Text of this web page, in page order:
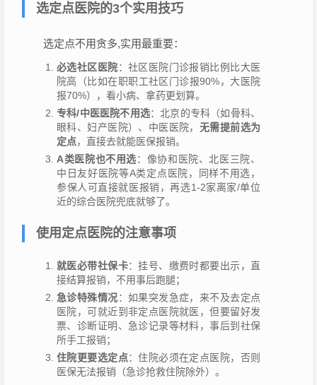
选定点医院的3个实用技巧
选定点不用贪多,实用最重要：
必选社区医院：社区医院门诊报销比例比大医
院高（比如在职职工社区门诊报90%，大医院
报70%），看小病、拿药更划算。
专科/中医医院不用选：北京的专科（如骨科、
眼科、妇产医院）、中医医院， 无需提前选为
定点，直接去就能医保报销。
A类医院也不用选：像协和医院、北医三院、
中日友好医院等A类定点医院，同样不用选，
参保人可直接就医报销，再选1-2家离家/单位
近的综合医院兜底就够了。
使用定点医院的注意事项
就医必带社保卡：挂号、缴费时都要出示，直
接结算报销，不用事后跑腿；
急诊特殊情况：如果突发急症，来不及去定点
医院，可就近到非定点医院就医，但要留好发
票、诊断证明、急诊记录等材料，事后到社保
所手工报销；
住院更要选定点：住院必须在定点医院，否则
医保无法报销（急诊抢救住院除外）。